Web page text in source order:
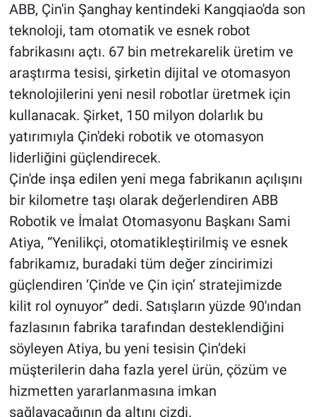
ABB, Çin'in Şanghay kentindeki Kangqiao'da son
teknoloji, tam otomatik ve esnek robot
fabrikasını açtı. 67 bin metrekarelik üretim ve
araştırma tesisi, şirketin dijital ve otomasyon
teknolojilerini yeni nesil robotlar üretmek için
kullanacak. Şirket, 150 milyon dolarlık bu
yatırımıyla Çin'deki robotik ve otomasyon
liderliğini güçlendirecek.
Çin'de inşa edilen yeni mega fabrikanın açılışını
bir kilometre taşı olarak değerlendiren ABB
Robotik ve İmalat Otomasyonu Başkanı Sami
Atiya, “Yenilikçi, otomatikleştirilmiş ve esnek
fabrikamız, buradaki tüm değer zincirimizi
güçlendiren ‘Çin'de ve Çin için’ stratejimizde
kilit rol oynuyor” dedi. Satışların yüzde 90'ından
fazlasının fabrika tarafından desteklendiğini
söyleyen Atiya, bu yeni tesisin Çin’deki
müşterilerin daha fazla yerel ürün, çözüm ve
hizmetten yararlanmasına imkan
sağlayacağının da altını çizdi.